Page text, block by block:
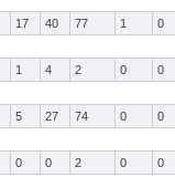
17 40 77 1
0
1 4 2 0
0
5 27 74 0
0
0 0 2 0
0